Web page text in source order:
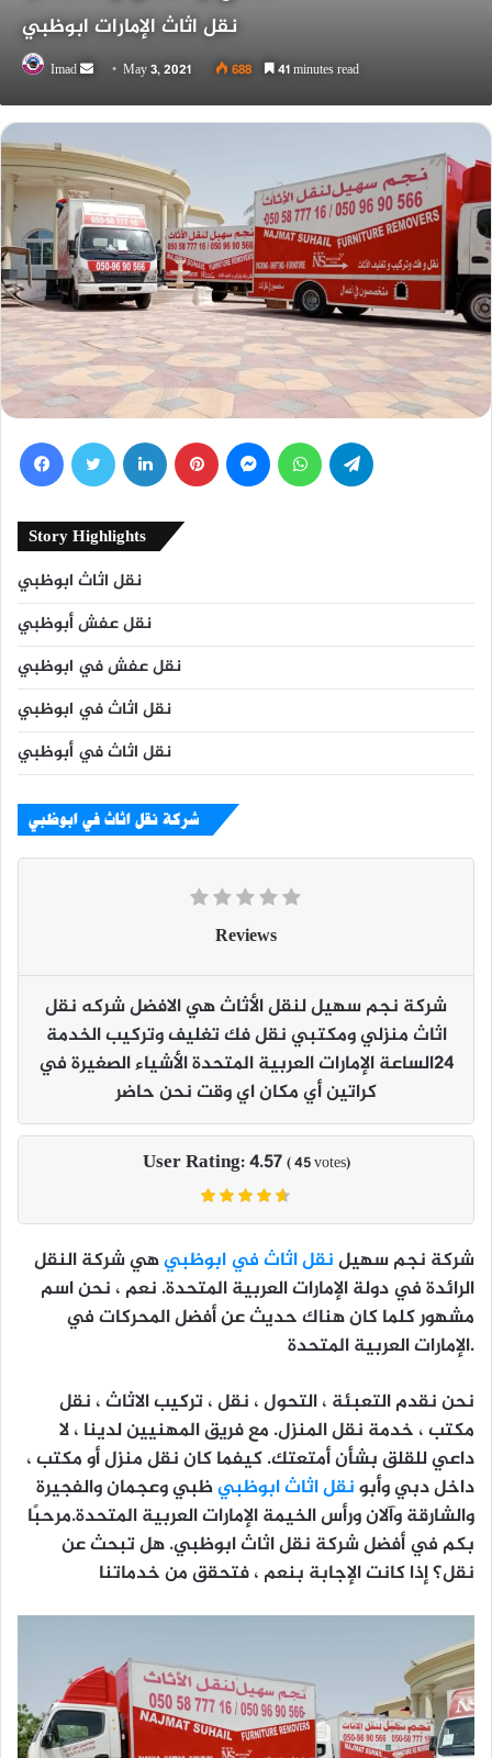
نقل اثاث الإمارات ابوظبي
Imad
Send
email
May 3, 2021 688 41 minutes read
Facebook Twitter LinkedIn Pinterest Messenger WhatsApp
Story Highlights
نقل اثاث ابوظبي
نقل عفش أبوظبي
نقل عفش في ابوظبي
نقل اثاث في ابوظبي
نقل اثاث في أبوظبي
شركة نقل اثاث في ابوظبي
Reviews
شركة نجم سهيل لنقل الأثاث هي الافضل شركه نقل
اثاث منزلي ومكتبي نقل فك تغليف وتركيب الخدمة
٢٤الساعة الإمارات العربية المتحدة الأشياء الصغيرة في
كراتين أي مكان اي وقت نحن حاضر
User Rating:4.57 (45votes)
شركة نجم سهيلنقل اثاث في ابوظبيهي شركة النقل
الرائدة في دولة الإمارات العربية المتحدة. نعم ، نحن اسم
مشهور كلما كان هناك حديث عن أفضل المحركات في
الإمارات العربية المتحدة.
نحن نقدم التعبئة ، التحول ، نقل ، تركيب الاثاث ، نقل
مكتب ، خدمة نقل المنزل. مع فريق المهنيين لدينا ، لا
داعي للقلق بشأن أمتعتك. كيفما كان نقل منزل أو مكتب ،
داخل دبي وأبونقل اثاث ابوظبيظبي وعجمان والفجيرة
والشارقة وآلان ورأس الخيمة الإمارات العربية المتحدة.مرحبًا
بكم في أفضل شركة نقل اثاث ابوظبي. هل تبحث عن
نقل؟ إذا كانت الإجابة بنعم ، فتحقق من خدماتنا